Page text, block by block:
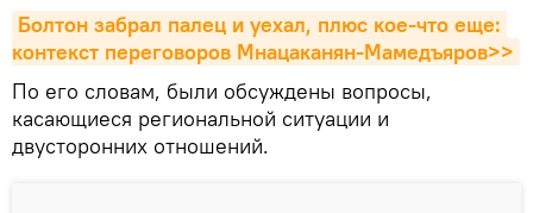
Болтон забрал палец и уехал, плюс кое-что еще:
контекст переговоров Мнацаканян-Мамедъяров>>
По его словам, были обсуждены вопросы,
касающиеся региональной ситуации и
двусторонних отношений.